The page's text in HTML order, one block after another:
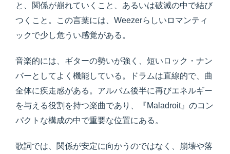
と、関係が崩れていくこと、あるいは破滅の中で結び
つくこと。この言葉には、Weezerらしいロマンティ
ックで少し危うい感覚がある。
音楽的には、ギターの勢いが強く、短いロック・ナン
バーとしてよく機能している。ドラムは直線的で、曲
全体に疾走感がある。アルバム後半に再びエネルギー
を与える役割を持つ楽曲であり、『Maladroit』のコン
パクトな構成の中で重要な位置にある。
歌詞では、関係が安定に向かうのではなく、崩壊や落